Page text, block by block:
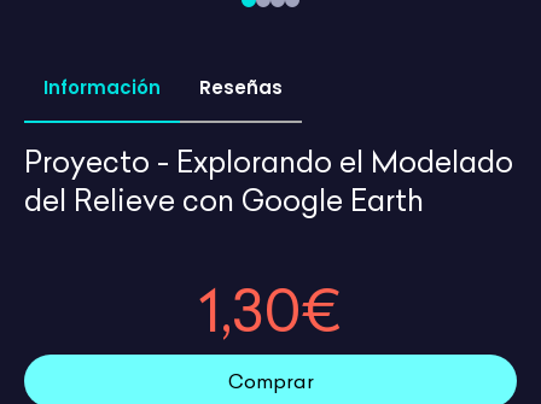
Información Reseñas
Proyecto - Explorando el Modelado
del Relieve con Google Earth
1,30€
Comprar